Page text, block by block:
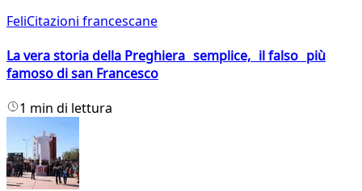
FeliCitazioni francescane
La vera storia della Preghiera semplice, il falso più
famoso di san Francesco
1 min di lettura